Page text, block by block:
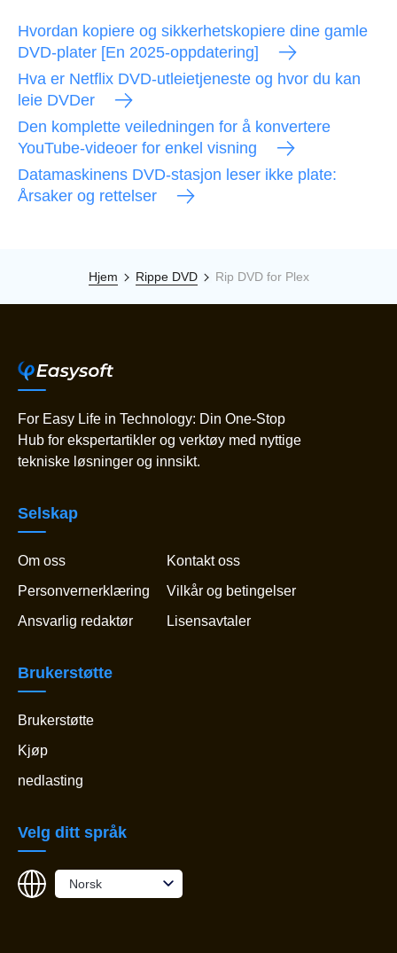
Hvordan kopiere og sikkerhetskopiere dine gamle
DVD-plater [En 2025-oppdatering]
Hva er Netflix DVD-utleietjeneste og hvor du kan
leie DVDer
Den komplette veiledningen for å konvertere
YouTube-videoer for enkel visning
Datamaskinens DVD-stasjon leser ikke plate:
Årsaker og rettelser
Hjem Rippe DVD Rip DVD for Plex
For Easy Life in Technology: Din One-Stop
Hub for ekspertartikler og verktøy med nyttige
tekniske løsninger og innsikt.
Selskap
Om oss
Kontakt oss
Personvernerklæring
Vilkår og betingelser
Ansvarlig redaktør
Lisensavtaler
Brukerstøtte
Brukerstøtte
Kjøp
nedlasting
Velg ditt språk
Norsk